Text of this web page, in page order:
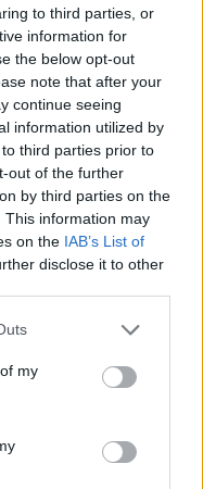
to third parties, or
information for
the below opt-out
note that after your
continue seeing
information utilized by
third parties prior to
out of the further
by third parties on the
This information may
on the IAB’s List of
disclose it to other
my
30-
Liūdna
ilgus metus dirbo
svajonę padėti
ji pakeitė
profesinio
namai“, kurioje
Balaika sako,